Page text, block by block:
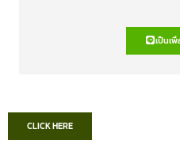
เป็นเ
CLICK HERE